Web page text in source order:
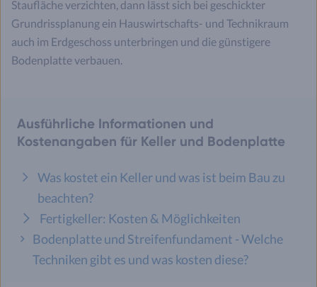
Staufläche verzichten, dann lässt sich bei geschickter
Grundrissplanung ein Hauswirtschafts- und Technikraum
auch im Erdgeschoss unterbringen und die günstigere
Bodenplatte verbauen.
Ausführliche Informationen und
Kostenangaben für Keller und Bodenplatte
Was kostet ein Keller und was ist beim Bau zu
beachten?
Fertigkeller: Kosten & Möglichkeiten
Bodenplatte und Streifenfundament - Welche
Techniken gibt es und was kosten diese?